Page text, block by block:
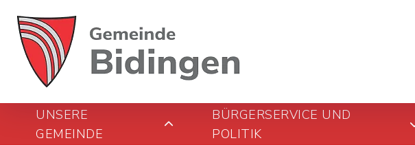
UNSERE
GEMEINDE
BÜRGERSERVICE UND
POLITIK